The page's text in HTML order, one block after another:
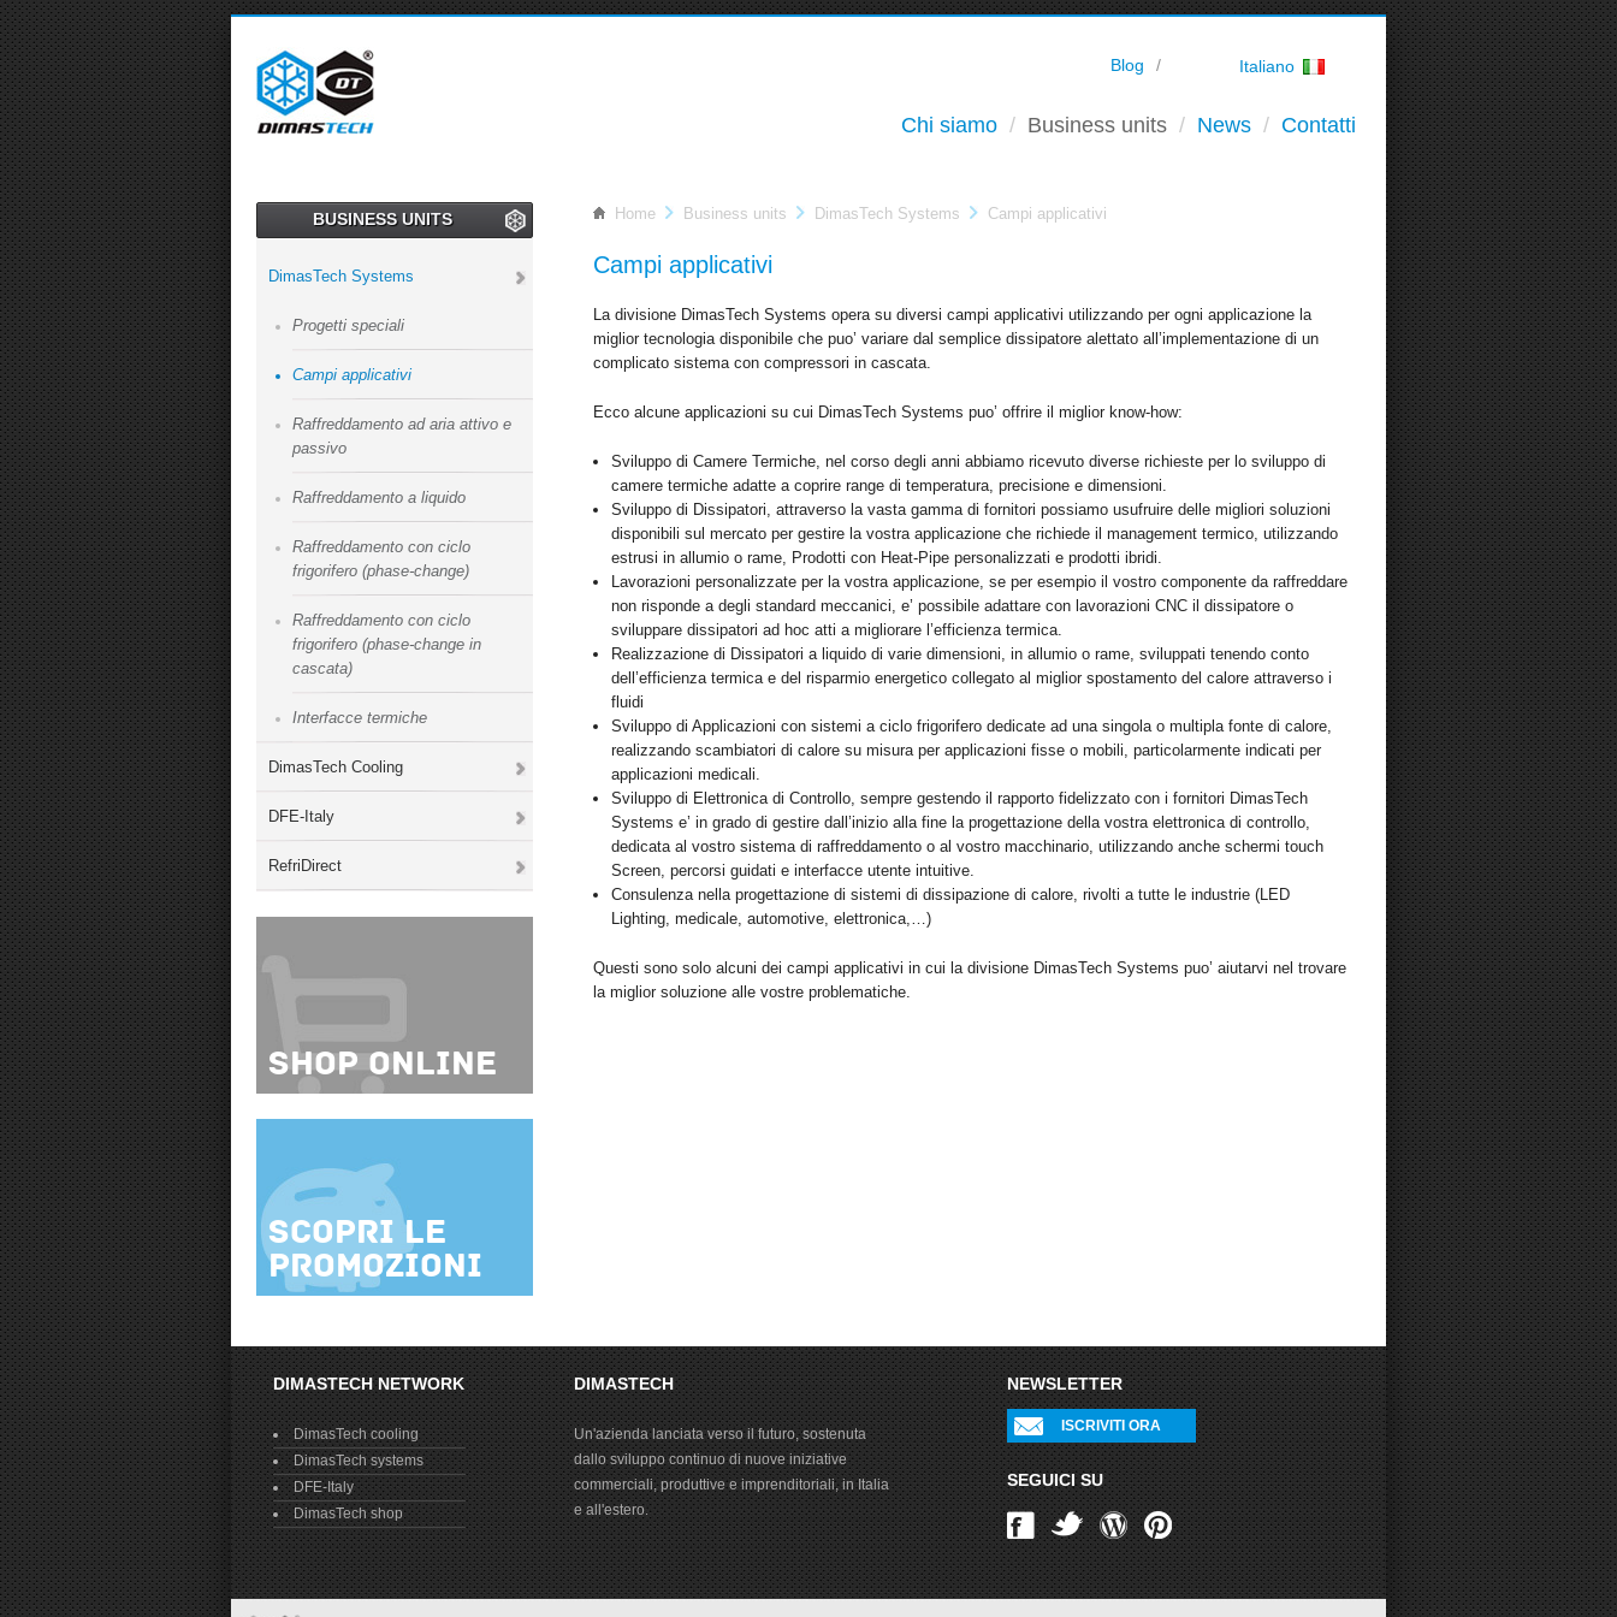
Chi siamo Business units News Contatti
Blog Italiano
BUSINESS UNITS
DimasTech Systems
Progetti speciali
Campi applicativi
Raffreddamento ad aria attivo e
passivo
Raffreddamento a liquido
Raffreddamento con ciclo
frigorifero (phase-change)
Raffreddamento con ciclo
frigorifero (phase-change in
cascata)
Interfacce termiche
DimasTech Cooling
DFE-Italy
RefriDirect
Shop online
Scopri le
promozioni
Home Business units DimasTech Systems Campi applicativi
Campi applicativi
La divisione DimasTech Systems opera su diversi campi applicativi utilizzando per ogni applicazione la
miglior tecnologia disponibile che puo’ variare dal semplice dissipatore alettato all’implementazione di un
complicato sistema con compressori in cascata.
Ecco alcune applicazioni su cui DimasTech Systems puo’ offrire il miglior know-how:
Sviluppo di Camere Termiche, nel corso degli anni abbiamo ricevuto diverse richieste per lo sviluppo di
camere termiche adatte a coprire range di temperatura, precisione e dimensioni.
Sviluppo di Dissipatori, attraverso la vasta gamma di fornitori possiamo usufruire delle migliori soluzioni
disponibili sul mercato per gestire la vostra applicazione che richiede il management termico, utilizzando
estrusi in allumio o rame, Prodotti con Heat-Pipe personalizzati e prodotti ibridi.
Lavorazioni personalizzate per la vostra applicazione, se per esempio il vostro componente da raffreddare
non risponde a degli standard meccanici, e’ possibile adattare con lavorazioni CNC il dissipatore o
sviluppare dissipatori ad hoc atti a migliorare l’efficienza termica.
Realizzazione di Dissipatori a liquido di varie dimensioni, in allumio o rame, sviluppati tenendo conto
dell’efficienza termica e del risparmio energetico collegato al miglior spostamento del calore attraverso i
fluidi
Sviluppo di Applicazioni con sistemi a ciclo frigorifero dedicate ad una singola o multipla fonte di calore,
realizzando scambiatori di calore su misura per applicazioni fisse o mobili, particolarmente indicati per
applicazioni medicali.
Sviluppo di Elettronica di Controllo, sempre gestendo il rapporto fidelizzato con i fornitori DimasTech
Systems e’ in grado di gestire dall’inizio alla fine la progettazione della vostra elettronica di controllo,
dedicata al vostro sistema di raffreddamento o al vostro macchinario, utilizzando anche schermi touch
Screen, percorsi guidati e interfacce utente intuitive.
Consulenza nella progettazione di sistemi di dissipazione di calore, rivolti a tutte le industrie (LED
Lighting, medicale, automotive, elettronica,…)
Questi sono solo alcuni dei campi applicativi in cui la divisione DimasTech Systems puo’ aiutarvi nel trovare
la miglior soluzione alle vostre problematiche.
DIMASTECH NETWORK
DimasTech cooling
DimasTech systems
DFE-Italy
DimasTech shop
DIMASTECH
Un'azienda lanciata verso il futuro, sostenuta
dallo sviluppo continuo di nuove iniziative
commerciali, produttive e imprenditoriali, in Italia
e all'estero.
NEWSLETTER
ISCRIVITI ORA
SEGUICI SU